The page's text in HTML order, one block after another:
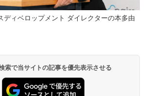
ディベロップメント ダイレクターの本多由
索で当サイトの記事を優先表示させる